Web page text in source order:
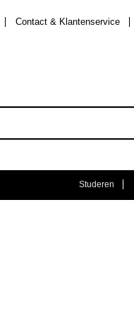
Contact & Klantenservice
Studeren